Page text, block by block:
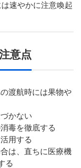
速やかに注意喚起
意点
渡航時には果物や
かない
毒を徹底する
用する
は、直ちに医療機
る